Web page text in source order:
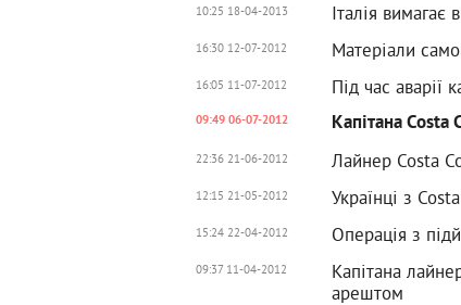
10:25 18-04-2013 Італія
16:30 12-07-2012 Матеріали
16:05 11-07-2012 Під час аварії
09:49 06-07-2012 Капітана
22:36 21-06-2012 Лайнер Costa
12:15 21-05-2012 Українці з
15:24 22-04-2012 Операція з
09:37 11-04-2012
Капітана
арештом